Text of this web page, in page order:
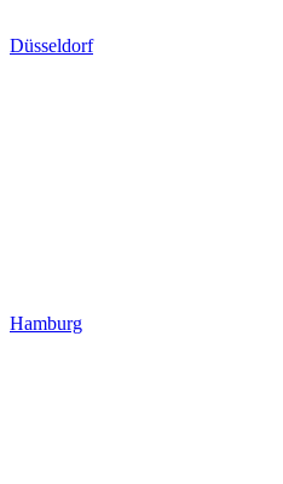
Düsseldorf
Hamburg